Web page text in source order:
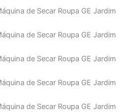
de Secar Roupa GE Jardim
de Secar Roupa GE Jardim
de Secar Roupa GE Jardim
de Secar Roupa GE Jardim
de Secar Roupa GE Jardim